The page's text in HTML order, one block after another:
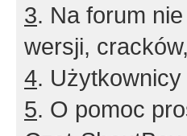
3. Na forum
wersji,
4.
5. O pomoc